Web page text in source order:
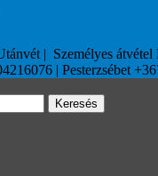
| Személyes átvétel
| Pesterzsébet
Keresés